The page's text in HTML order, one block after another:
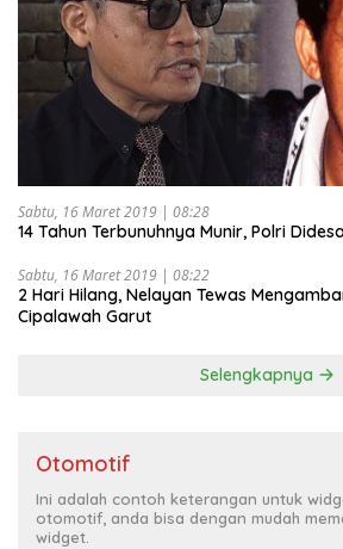
Sabtu, 16 Maret 2019 | 08:28
14 Tahun Terbunuhnya Munir, Polri
Sabtu, 16 Maret 2019 | 08:22
2 Hari Hilang, Nelayan Tewas
Cipalawah Garut
Selengkapnya
Otomotif
Ini adalah contoh keterangan untuk
otomotif, anda bisa dengan mudah
widget.